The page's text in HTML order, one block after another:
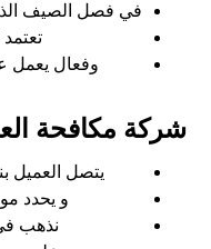
في فصل الصيف
وفعال يعمل
شركة مكافحة
يتصل العميل
و يحدد
نذهب